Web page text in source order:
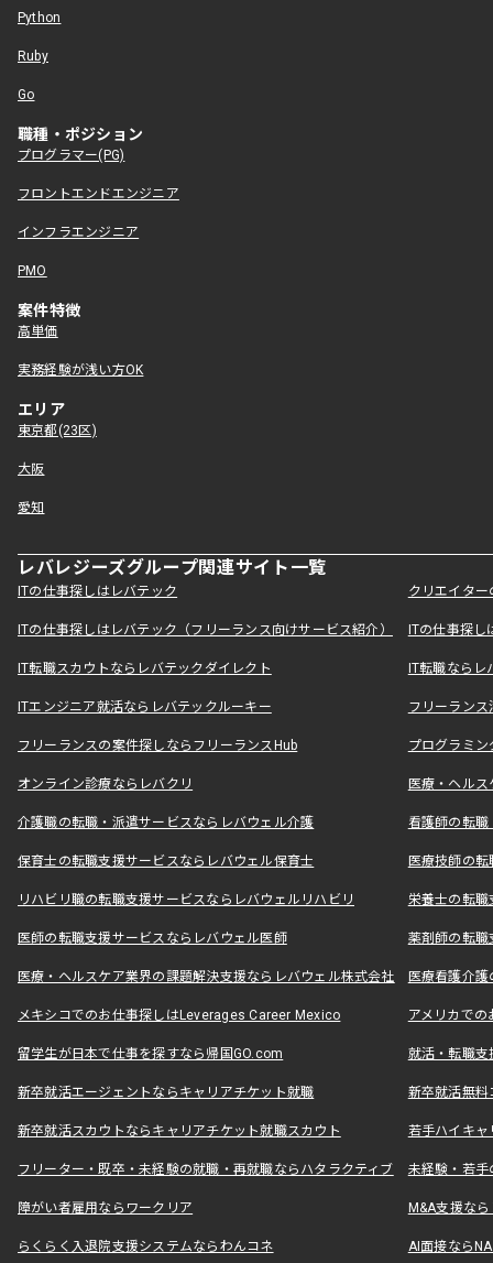
Python
Ruby
Go
職種・ポジション
プログラマー(PG)
フロントエンドエンジニア
インフラエンジニア
PMO
案件特徴
高単価
実務経験が浅い方OK
エリア
東京都(23区)
大阪
愛知
レバレジーズグループ関連サイト一覧
ITの仕事探しはレバテック クリエイタ
ITの仕事探しはレバテック（フリーランス向けサービス紹介） ITの仕事探
IT転職スカウトならレバテックダイレクト IT転職なら
ITエンジニア就活ならレバテックルーキー フリーラン
フリーランスの案件探しならフリーランスHub プログラミ
オンライン診療ならレバクリ 医療・ヘル
介護職の転職・派遣サービスならレバウェル介護 看護師の転
保育士の転職支援サービスならレバウェル保育士 医療技師の
リハビリ職の転職支援サービスならレバウェルリハビリ 栄養士の転
医師の転職支援サービスならレバウェル医師 薬剤師の転
医療・ヘルスケア業界の課題解決支援ならレバウェル株式会社 医療看護介
メキシコでのお仕事探しはLeverages Career Mexico アメリカで
留学生が日本で仕事を探すなら帰国GO.com 就活・転職
新卒就活エージェントならキャリアチケット就職 新卒就活無料
新卒就活スカウトならキャリアチケット就職スカウト 若手ハイキ
フリーター・既卒・未経験の就職・再就職ならハタラクティブ 未経験・若手
障がい者雇用ならワークリア M&A支援な
らくらく入退院支援システムならわんコネ AI面接なら